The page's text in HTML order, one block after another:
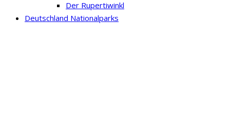
Der Rupertiwinkl
Deutschland Nationalparks